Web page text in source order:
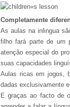
Completamente
As aulas na inlingua
filho fará parte de um
atenção especial do
suas capacidades
Aulas ricas em jogos,
dadas exclusivamente
E graças ao facto de